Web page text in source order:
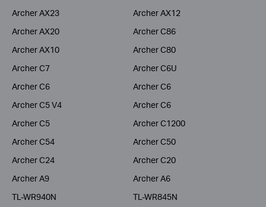
Archer AX23
Archer AX12
Archer AX20
Archer C86
Archer AX10
Archer C80
Archer C7
Archer C6U
Archer C6
Archer C6
Archer C5 V4
Archer C6
Archer C5
Archer C1200
Archer C54
Archer C50
Archer C24
Archer C20
Archer A9
Archer A6
TL-WR940N
TL-WR845N